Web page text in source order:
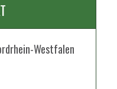
Westfalen